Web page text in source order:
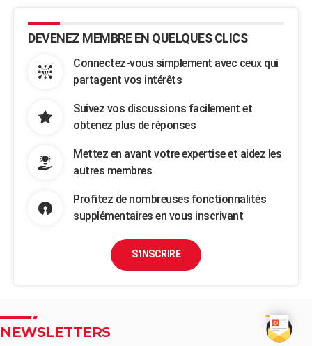
DEVENEZ MEMBRE EN QUELQUES CLICS
Connectez-vous simplement avec ceux qui
partagent vos intérêts
Suivez vos discussions facilement et
obtenez plus de réponses
Mettez en avant votre expertise et aidez les
autres membres
Profitez de nombreuses fonctionnalités
supplémentaires en vous inscrivant
S'INSCRIRE
NEWSLETTERS